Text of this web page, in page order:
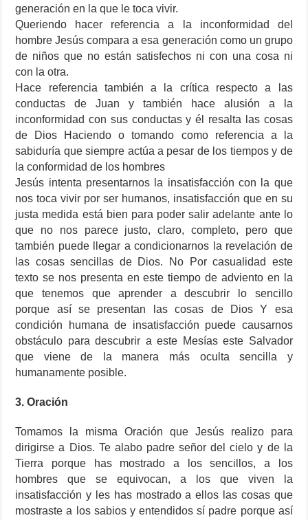
generación en la que le toca vivir.
Queriendo hacer referencia a la inconformidad del
hombre Jesús compara a esa generación como un grupo
de niños que no están satisfechos ni con una cosa ni
con la otra.
Hace referencia también a la crítica respecto a las
conductas de Juan y también hace alusión a la
inconformidad con sus conductas y él resalta las cosas
de Dios Haciendo o tomando como referencia a la
sabiduría que siempre actúa a pesar de los tiempos y de
la conformidad de los hombres
Jesús intenta presentarnos la insatisfacción con la que
nos toca vivir por ser humanos, insatisfacción que en su
justa medida está bien para poder salir adelante ante lo
que no nos parece justo, claro, completo, pero que
también puede llegar a condicionarnos la revelación de
las cosas sencillas de Dios. No Por casualidad este
texto se nos presenta en este tiempo de adviento en la
que tenemos que aprender a descubrir lo sencillo
porque así se presentan las cosas de Dios Y esa
condición humana de insatisfacción puede causarnos
obstáculo para descubrir a este Mesías este Salvador
que viene de la manera más oculta sencilla y
humanamente posible.
3. Oración
Tomamos la misma Oración que Jesús realizo para
dirigirse a Dios. Te alabo padre señor del cielo y de la
Tierra porque has mostrado a los sencillos, a los
hombres que se equivocan, a los que viven la
insatisfacción y les has mostrado a ellos las cosas que
mostraste a los sabios y entendidos sí padre porque así